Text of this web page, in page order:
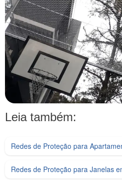
Leia também:
Redes de Proteção para
Redes de Proteção para Janelas